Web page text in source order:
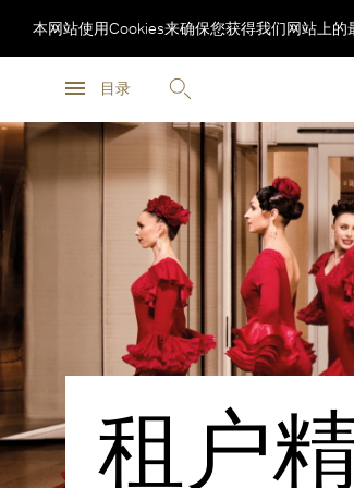
目录
本网站使用Cookies来确保您获得我们网站上的
租户